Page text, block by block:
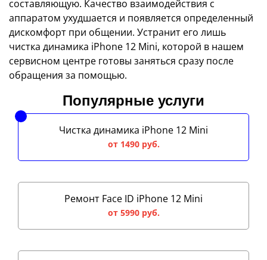
составляющую. Качество взаимодействия с
аппаратом ухудшается и появляется определенный
дискомфорт при общении. Устранит его лишь
чистка динамика iPhone 12 Mini, которой в нашем
сервисном центре готовы заняться сразу после
обращения за помощью.
Популярные услуги
Чистка динамика iPhone 12 Mini
от 1490 руб.
Ремонт Face ID iPhone 12 Mini
от 5990 руб.